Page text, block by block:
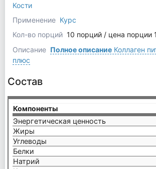
Кости
Применение Курс
Кол-во порций 10 порций / цена порции
Описание Полное описаниеКоллаген
плюс
Состав
Компоненты
Энергетическая ценность
Жиры
Углеводы
Белки
Натрий